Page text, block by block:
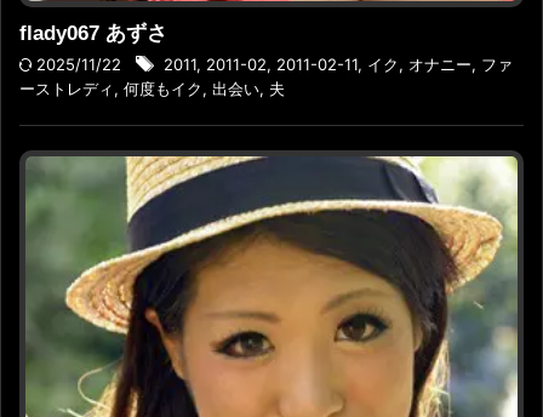
flady067 あずさ
2025/11/22 2011, 2011-02, 2011-02-11, イク, オナニー, ファ
ーストレディ, 何度もイク, 出会い, 夫